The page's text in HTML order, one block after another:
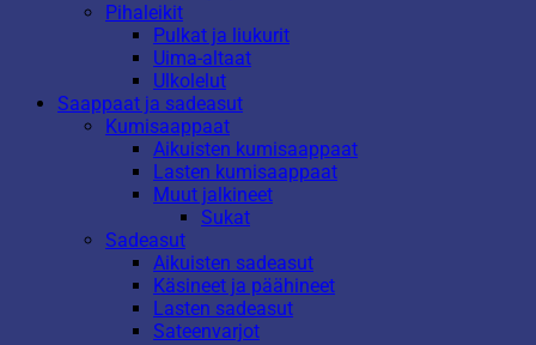
Pihaleikit
Pulkat ja liukurit
Uima-altaat
Ulkolelut
Saappaat ja sadeasut
Kumisaappaat
Aikuisten kumisaappaat
Lasten kumisaappaat
Muut jalkineet
Sukat
Sadeasut
Aikuisten sadeasut
Käsineet ja päähineet
Lasten sadeasut
Sateenvarjot